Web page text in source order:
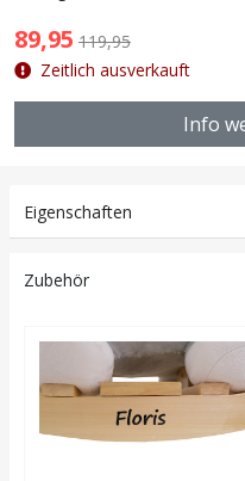
89,95 119,95
Zeitlich ausverkauft
Info
Eigenschaften
Zubehör